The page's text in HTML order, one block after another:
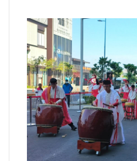
環境/資源/能源
交通運輸
中美台
正能量